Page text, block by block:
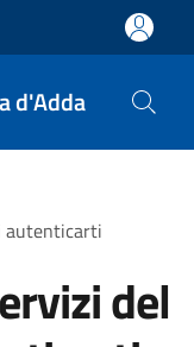
d'Adda
autenticarti
del